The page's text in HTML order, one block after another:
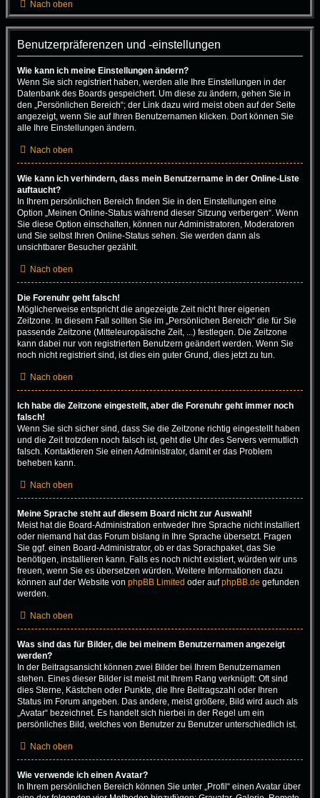
Nach oben
Benutzerpräferenzen und -einstellungen
Wie kann ich meine Einstellungen ändern?
Wenn Sie sich registriert haben, werden alle Ihre Einstellungen in der
Datenbank des Boards gespeichert. Um diese zu ändern, gehen Sie in
den „Persönlichen Bereich“; der Link dazu wird meist oben auf der Seite
angezeigt, wenn Sie auf Ihren Benutzernamen klicken. Dort können Sie
alle Ihre Einstellungen ändern.
Nach oben
Wie kann ich verhindern, dass mein Benutzername in der Online-Liste
auftaucht?
In Ihrem persönlichen Bereich finden Sie in den Einstellungen eine
Option „Meinen Online-Status während dieser Sitzung verbergen“. Wenn
Sie diese Option einschalten, können nur Administratoren, Moderatoren
und Sie selbst Ihren Online-Status sehen. Sie werden dann als
unsichtbarer Besucher gezählt.
Nach oben
Die Forenuhr geht falsch!
Möglicherweise entspricht die angezeigte Zeit nicht Ihrer eigenen
Zeitzone. In diesem Fall sollten Sie im „Persönlichen Bereich“ die für Sie
passende Zeitzone (Mitteleuropäische Zeit, ...) festlegen. Die Zeitzone
kann dabei nur von registrierten Benutzern geändert werden. Wenn Sie
noch nicht registriert sind, ist dies ein guter Grund, dies jetzt zu tun.
Nach oben
Ich habe die Zeitzone eingestellt, aber die Forenuhr geht immer noch
falsch!
Wenn Sie sich sicher sind, dass Sie die Zeitzone richtig eingestellt haben
und die Zeit trotzdem noch falsch ist, geht die Uhr des Servers vermutlich
falsch. Kontaktieren Sie einen Administrator, damit er das Problem
beheben kann.
Nach oben
Meine Sprache steht auf diesem Board nicht zur Auswahl!
Meist hat die Board-Administration entweder Ihre Sprache nicht installiert
oder niemand hat das Forum bislang in Ihre Sprache übersetzt. Fragen
Sie ggf. einen Board-Administrator, ob er das Sprachpaket, das Sie
benötigen, installieren kann. Falls es noch nicht existiert, würden wir uns
freuen, wenn Sie es übersetzen würden. Weitere Informationen dazu
können auf der Website von phpBB Limited oder aufphpBB.de gefunden
werden.
Nach oben
Was sind das für Bilder, die bei meinem Benutzernamen angezeigt
werden?
In der Beitragsansicht können zwei Bilder bei Ihrem Benutzernamen
stehen. Eines dieser Bilder ist meist mit Ihrem Rang verknüpft: Oft sind
dies Sterne, Kästchen oder Punkte, die Ihre Beitragszahl oder Ihren
Status im Forum angeben. Das andere, meist größere, Bild wird auch als
„Avatar“ bezeichnet. Es handelt sich hierbei in der Regel um ein
persönliches Bild, welches von Benutzer zu Benutzer unterschiedlich ist.
Nach oben
Wie verwende ich einen Avatar?
In Ihrem persönlichen Bereich können Sie unter „Profil“ einen Avatar über